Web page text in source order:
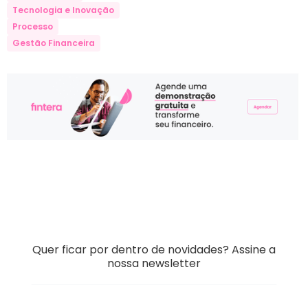
Tecnologia e Inovação
Processo
Gestão Financeira
Quer ficar por dentro de novidades? Assine a
nossa newsletter